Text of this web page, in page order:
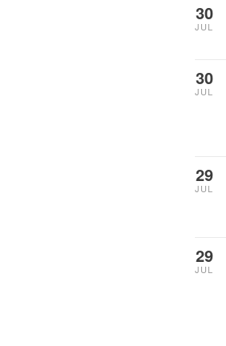
30
JUL
30
JUL
29
JUL
29
JUL